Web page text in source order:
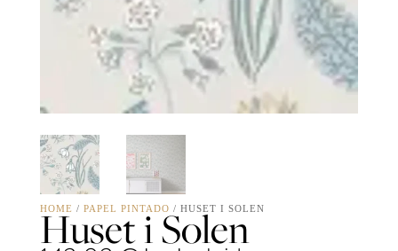
HOME / PAPEL PINTADO / HUSET I SOLEN
Huset i Solen